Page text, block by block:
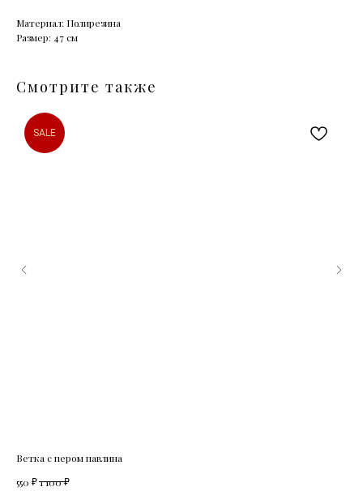
Материал: Полирезина
Размер: 47 см
Смотрите также
SALE
Ветка с пером павлина
550 ₽1 100₽